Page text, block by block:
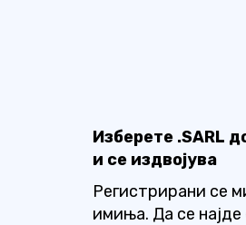
Изберете .SARL
и се издвојува
Регистрирани се
имиња. Да се